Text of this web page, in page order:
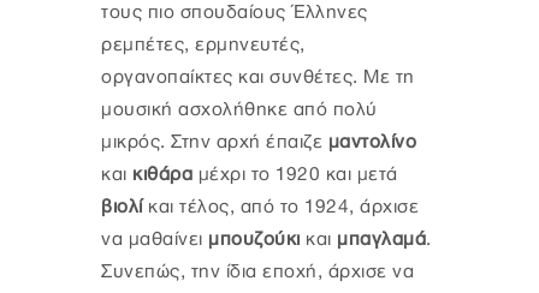
τους πιο σπουδαίους Έλληνες
ρεμπέτες, ερμηνευτές,
οργανοπαίκτες και συνθέτες. Με τη
μουσική ασχολήθηκε από πολύ
μικρός. Στην αρχή έπαιζε μαντολίνο
και κιθάρα μέχρι το 1920 και μετά
βιολίκαι τέλος, από το 1924, άρχισε
να μαθαίνει μπουζούκι και μπαγλαμά.
Συνεπώς, την ίδια εποχή, άρχισε να